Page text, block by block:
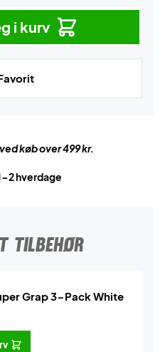
i kurv
ved køb over 499 kr.
2 hverdage
TILBEHØR
Grap 3-Pack White